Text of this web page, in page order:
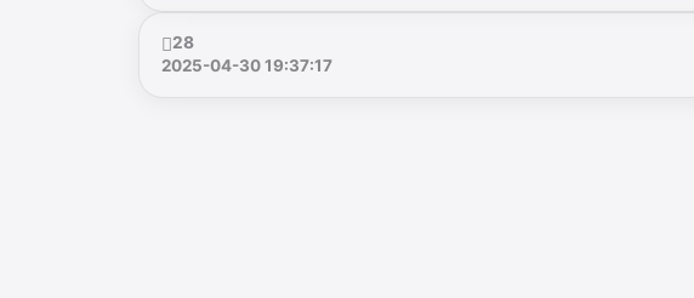
28
2025-04-30 19:37:17